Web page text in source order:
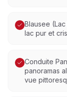
Blausee
lac pur et
Conduite
panoramas
vue